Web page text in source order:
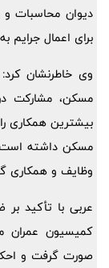
دیوان محاسبات
برای اعمال
وی خاطرنشان
مسکن، مشارکت
بیشترین همکاری
مسکن داشته است.
وظایف و همکاری
عربی با تأکید
کمیسیون
صورت گرفت و